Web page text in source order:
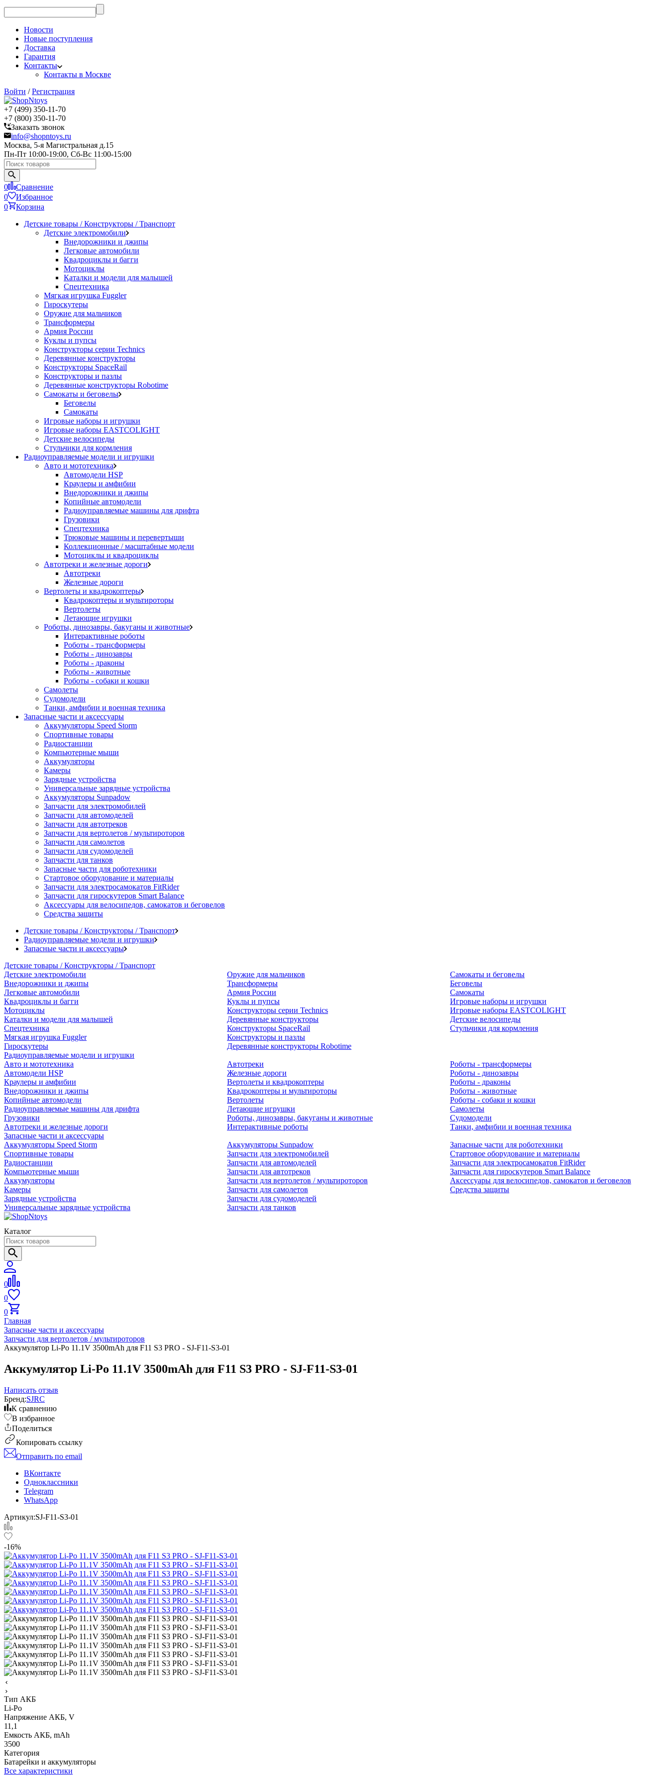
Новости
Новые поступления
Доставка
Гарантия
Контакты
Контакты в Москве
Войти /Регистрация
+7 (499) 350-11-70
+7 (800) 350-11-70
Заказать звонок
info@shopntoys.ru
Москва, 5-я Магистральная д.15
Пн-Пт 10:00-19:00, Сб-Вс 11:00-15:00
0
Сравнение
0
Избранное
0
Корзина
Детские товары / Конструкторы / Транспорт
Детские электромобили
Внедорожники и джипы
Легковые автомобили
Квадроциклы и багги
Мотоциклы
Каталки и модели для малышей
Спецтехника
Мягкая игрушка Fuggler
Гироскутеры
Оружие для мальчиков
Трансформеры
Армия России
Куклы и пупсы
Конструкторы серии Technics
Деревянные конструкторы
Конструкторы SpaceRail
Конструкторы и пазлы
Деревянные конструкторы Robotime
Самокаты и беговелы
Беговелы
Самокаты
Игровые наборы и игрушки
Игровые наборы EASTCOLIGHT
Детские велосипеды
Стульчики для кормления
Радиоуправляемые модели и игрушки
Авто и мототехника
Автомодели HSP
Краулеры и амфибии
Внедорожники и джипы
Копийные автомодели
Радиоуправляемые машины для дрифта
Грузовики
Спецтехника
Трюковые машины и перевертыши
Коллекционные / масштабные модели
Мотоциклы и квадроциклы
Автотреки и железные дороги
Автотреки
Железные дороги
Вертолеты и квадрокоптеры
Квадрокоптеры и мультироторы
Вертолеты
Летающие игрушки
Роботы, динозавры, бакуганы и животные
Интерактивные роботы
Роботы - трансформеры
Роботы - динозавры
Роботы - драконы
Роботы - животные
Роботы - собаки и кошки
Самолеты
Судомодели
Танки, амфибии и военная техника
Запасные части и аксессуары
Аккумуляторы Speed Storm
Спортивные товары
Радиостанции
Компьютерные мыши
Аккумуляторы
Камеры
Зарядные устройства
Универсальные зарядные устройства
Аккумуляторы Sunpadow
Запчасти для электромобилей
Запчасти для автомоделей
Запчасти для автотреков
Запчасти для вертолетов / мультироторов
Запчасти для самолетов
Запчасти для судомоделей
Запчасти для танков
Запасные части для роботехники
Стартовое оборудование и материалы
Запчасти для электросамокатов FitRider
Запчасти для гироскутеров Smart Balance
Аксессуары для велосипедов, самокатов и беговелов
Средства защиты
Детские товары / Конструкторы / Транспорт
Радиоуправляемые модели и игрушки
Запасные части и аксессуары
Детские товары / Конструкторы / Транспорт
Детские электромобили
Внедорожники и джипы
Легковые автомобили
Квадроциклы и багги
Мотоциклы
Каталки и модели для малышей
Спецтехника
Мягкая игрушка Fuggler
Гироскутеры
Оружие для мальчиков
Трансформеры
Армия России
Куклы и пупсы
Конструкторы серии Technics
Деревянные конструкторы
Конструкторы SpaceRail
Конструкторы и пазлы
Деревянные конструкторы Robotime
Самокаты и беговелы
Беговелы
Самокаты
Игровые наборы и игрушки
Игровые наборы EASTCOLIGHT
Детские велосипеды
Стульчики для кормления
Радиоуправляемые модели и игрушки
Авто и мототехника
Автомодели HSP
Краулеры и амфибии
Внедорожники и джипы
Копийные автомодели
Радиоуправляемые машины для дрифта
Грузовики
Автотреки и железные дороги
Автотреки
Железные дороги
Вертолеты и квадрокоптеры
Квадрокоптеры и мультироторы
Вертолеты
Летающие игрушки
Роботы, динозавры, бакуганы и животные
Интерактивные роботы
Роботы - трансформеры
Роботы - динозавры
Роботы - драконы
Роботы - животные
Роботы - собаки и кошки
Самолеты
Судомодели
Танки, амфибии и военная техника
Запасные части и аксессуары
Аккумуляторы Speed Storm
Спортивные товары
Радиостанции
Компьютерные мыши
Аккумуляторы
Камеры
Зарядные устройства
Универсальные зарядные устройства
Аккумуляторы Sunpadow
Запчасти для электромобилей
Запчасти для автомоделей
Запчасти для автотреков
Запчасти для вертолетов / мультироторов
Запчасти для самолетов
Запчасти для судомоделей
Запчасти для танков
Запасные части для роботехники
Стартовое оборудование и материалы
Запчасти для электросамокатов FitRider
Запчасти для гироскутеров Smart Balance
Аксессуары для велосипедов, самокатов и беговелов
Средства защиты
Каталог
0
0
0
Главная
Запасные части и аксессуары
Запчасти для вертолетов / мультироторов
Аккумулятор Li-Po 11.1V 3500mAh для F11 S3 PRO - SJ-F11-S3-01
Аккумулятор Li-Po 11.1V 3500mAh для F11 S3 PRO - SJ-F11-S3-01
Написать отзыв
Бренд:SJRC
К сравнению
В избранное
Поделиться
Копировать ссылку
Отправить по email
ВКонтакте
Одноклассники
Telegram
WhatsApp
Артикул:SJ-F11-S3-01
-16%
Тип АКБ
Li-Po
Напряжение АКБ, V
11,1
Емкость АКБ, mAh
3500
Категория
Батарейки и аккумуляторы
Все характеристики